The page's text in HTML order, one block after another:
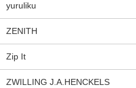
yuruliku
ZENITH
Zip It
ZWILLING J.A.HENCKELS